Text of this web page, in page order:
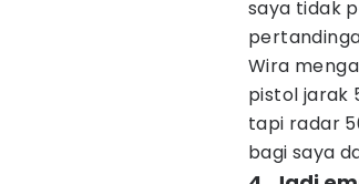
saya tidak
Wira
pistol jarak
tapi radar
bagi saya